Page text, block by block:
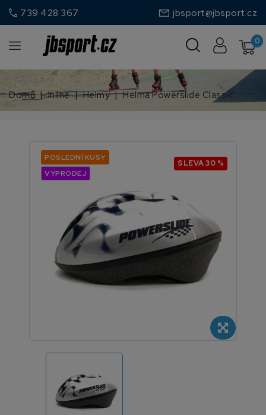
call 739 428 367 jbsport@jbsport.cz
0
Domů Inline Helmy Helma Powerslide Classic
POSLEDNÍ KUSY
VÝPRODEJ
SLEVA 30 %